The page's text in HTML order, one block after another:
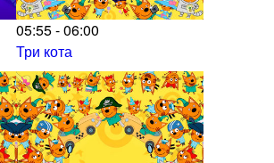
05:55 - 06:00
Три кота